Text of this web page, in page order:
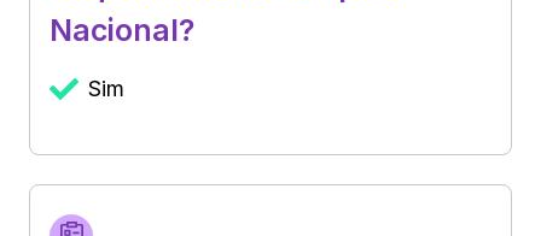
Nacional?
Sim